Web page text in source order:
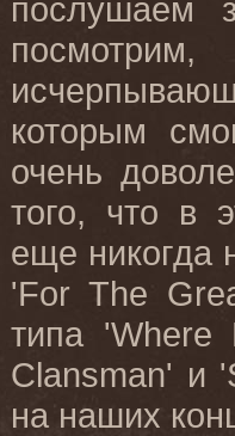
послушаем
которым
очень
того, что в
еще никогда
'For The
типа 'Where
Clansman' и '
на наших